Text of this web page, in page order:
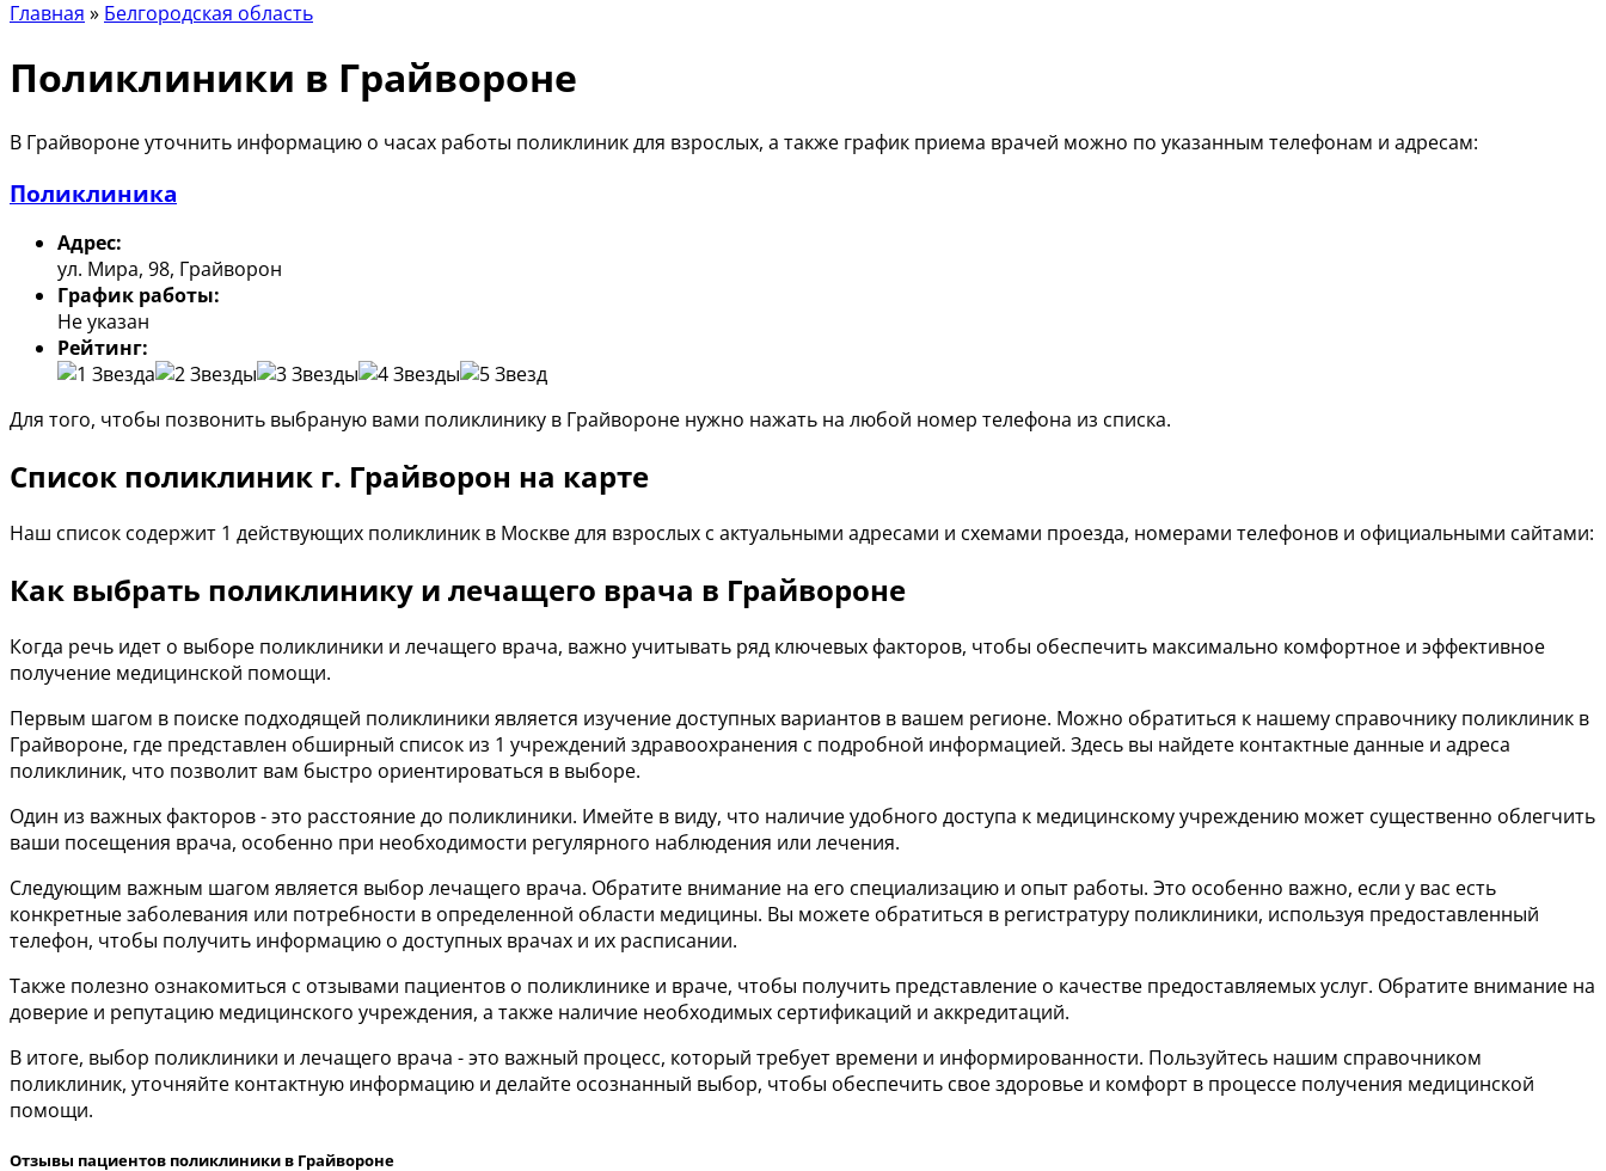
Главная » Белгородская область
Поликлиники в Грайвороне
В Грайвороне уточнить информацию о часах работы поликлиник для взрослых, а также график приема врачей можно по указанным телефонам и адресам:
Поликлиника
Адрес:
ул. Мира, 98, Грайворон
График работы:
Не указан
Рейтинг:
Для того, чтобы позвонить выбраную вами поликлинику в Грайвороне нужно нажать на любой номер телефона из списка.
Список поликлиник г. Грайворон на карте
Наш список содержит 1 действующих поликлиник в Москве для взрослых с актуальными адресами и схемами проезда, номерами телефонов и официальными сайтами:
Как выбрать поликлинику и лечащего врача в Грайвороне
Когда речь идет о выборе поликлиники и лечащего врача, важно учитывать ряд ключевых факторов, чтобы обеспечить максимально комфортное и эффективное
получение медицинской помощи.
Первым шагом в поиске подходящей поликлиники является изучение доступных вариантов в вашем регионе. Можно обратиться к нашему справочнику поликлиник в
Грайвороне, где представлен обширный список из 1 учреждений здравоохранения с подробной информацией. Здесь вы найдете контактные данные и адреса
поликлиник, что позволит вам быстро ориентироваться в выборе.
Один из важных факторов - это расстояние до поликлиники. Имейте в виду, что наличие удобного доступа к медицинскому учреждению может существенно облегчить
ваши посещения врача, особенно при необходимости регулярного наблюдения или лечения.
Следующим важным шагом является выбор лечащего врача. Обратите внимание на его специализацию и опыт работы. Это особенно важно, если у вас есть
конкретные заболевания или потребности в определенной области медицины. Вы можете обратиться в регистратуру поликлиники, используя предоставленный
телефон, чтобы получить информацию о доступных врачах и их расписании.
Также полезно ознакомиться с отзывами пациентов о поликлинике и враче, чтобы получить представление о качестве предоставляемых услуг. Обратите внимание на
доверие и репутацию медицинского учреждения, а также наличие необходимых сертификаций и аккредитаций.
В итоге, выбор поликлиники и лечащего врача - это важный процесс, который требует времени и информированности. Пользуйтесь нашим справочником
поликлиник, уточняйте контактную информацию и делайте осознанный выбор, чтобы обеспечить свое здоровье и комфорт в процессе получения медицинской
помощи.
Отзывы пациентов поликлиники в Грайвороне